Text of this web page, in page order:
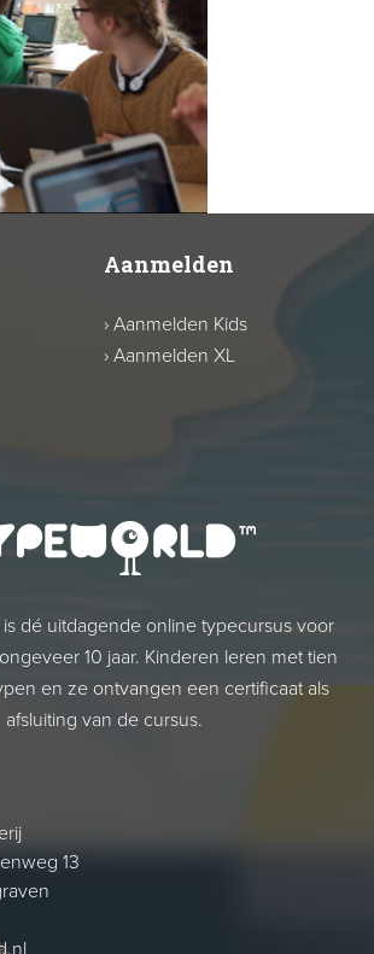
Aanmelden
› Aanmelden Kids
› Aanmelden XL
is dé uitdagende online typecursus voor
10 jaar. Kinderen leren met tien
en ze ontvangen een certificaat als
afsluiting van de cursus.
13